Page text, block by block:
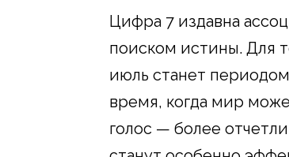
Цифра 7 издавна
поиском истины. Для
июль станет
время, когда мир
голос — более